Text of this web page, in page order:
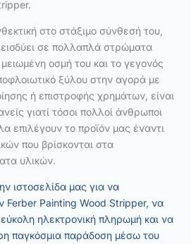
στο στάξιμο σύνθεσή του,
σε πολλαπλά στρώματα
οσμή του και το γεγονός
ξύλου στην αγορά με
ή επιστροφής χρημάτων, είναι
γιατί τόσοι πολλοί άνθρωποι
επιλέγουν το προϊόν μας έναντι
που βρίσκονται στα
υλικών.
ιστοσελίδα μας για να
Ferber Painting Wood Stripper, να
ηλεκτρονική πληρωμή και να
παγκόσμια παράδοση μέσω του